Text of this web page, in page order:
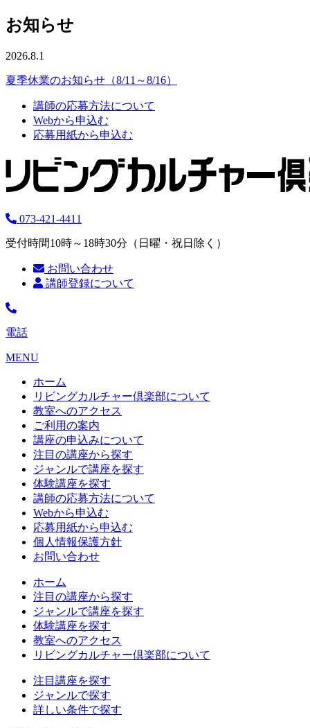
お知らせ
2026.8.1
夏季休業のお知らせ（8/11～8/16）
講師の応募方法について
Webから申込む
応募用紙から申込む
073-421-4411
受付時間10時～18時30分（日曜・祝日除く）
お問い合わせ
講師登録について
電話
MENU
ホーム
リビングカルチャー倶楽部について
教室へのアクセス
ご利用の案内
講座の申込みについて
注目の講座から探す
ジャンルで講座を探す
体験講座を探す
講師の応募方法について
Webから申込む
応募用紙から申込む
個人情報保護方針
お問い合わせ
ホーム
注目の講座から探す
ジャンルで講座を探す
体験講座を探す
教室へのアクセス
リビングカルチャー倶楽部について
注目講座を探す
ジャンルで探す
詳しい条件で探す